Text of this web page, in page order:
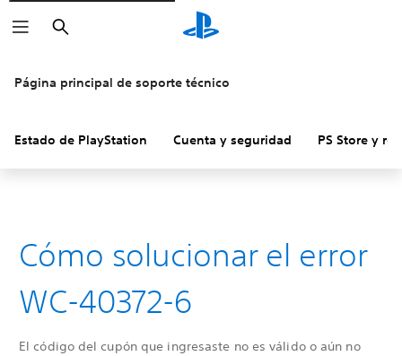
Buscar
Página principal de soporte técnico
Estado de PlayStation Cuenta y seguridad PS Store y
Cómo solucionar el error
WC-40372-6
El código del cupón que ingresaste no es válido o aún no